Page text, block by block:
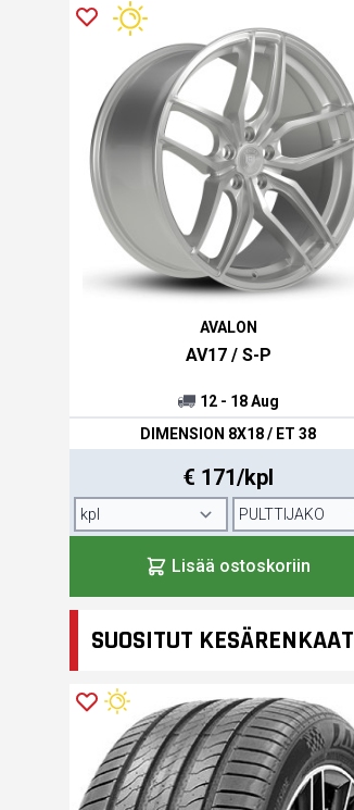
AVALON
AV17 / S-P
12 - 18 Aug
DIMENSION 8X18 / ET 38
€ 171/kpl
Lisää ostoskoriin
SUOSITUT KESÄRENKAAT